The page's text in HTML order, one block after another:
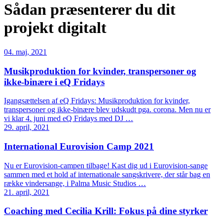
Sådan præsenterer du dit
projekt digitalt
04. maj, 2021
Musikproduktion for kvinder, transpersoner og
ikke-binære i eQ Fridays
Igangsættelsen af eQ Fridays: Musikproduktion for kvinder,
transpersoner og ikke-binære blev udskudt pga. corona. Men nu er
vi klar 4. juni med eQ Fridays med DJ …
29. april, 2021
International Eurovision Camp 2021
Nu er Eurovision-campen tilbage! Kast dig ud i Eurovision-sange
sammen med et hold af internationale sangskrivere, der står bag en
række vindersange, i Palma Music Studios …
21. april, 2021
Coaching med Cecilia Krill: Fokus på dine styrker